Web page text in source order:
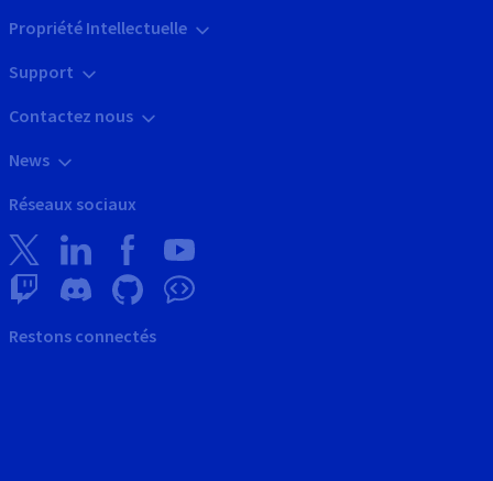
Propriété Intellectuelle
Support
Contactez nous
News
Réseaux sociaux
Restons connectés